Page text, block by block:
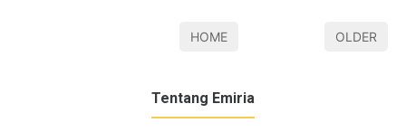
HOME OLDER
Tentang Emiria